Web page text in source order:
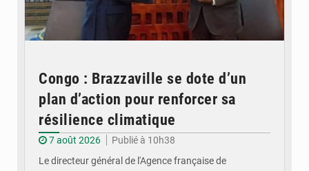
Congo : Brazzaville se dote d’un
plan d’action pour renforcer sa
résilience climatique
7 août 2026
Publié à 10h38
Le directeur général de l'Agence française de